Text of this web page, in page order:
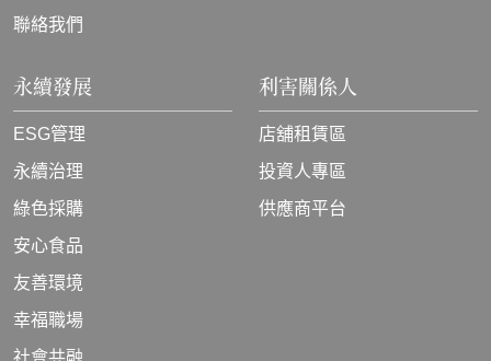
聯絡我們
永續發展
ESG管理
永續治理
綠色採購
安心食品
友善環境
幸福職場
利害關係人
店舖租賃區
投資人專區
供應商平台